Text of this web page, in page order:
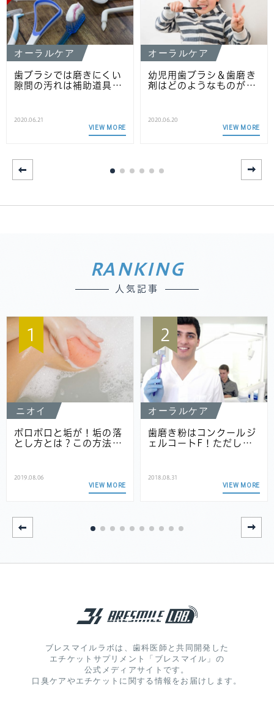
オーラルケア
歯ブラシでは磨きにくい
隙間の汚れは補助道具…
2020.06.21
VIEW MORE
オーラルケア
幼児用歯ブラシ＆歯磨き
剤はどのようなものが…
2020.06.20
VIEW MORE
RANKING
人気記事
1
ニオイ
ポロポロと垢が！垢の落
とし方とは？この方法…
2019.08.06
VIEW MORE
2
オーラルケア
歯磨き粉はコンクールジ
ェルコートF！ただし…
2018.08.31
VIEW MORE
ブレスマイルラボは、歯科医師と共同開発した
エチケットサプリメント「ブレスマイル」の
公式メディアサイトです。
口臭ケアやエチケットに関する情報をお届けします。